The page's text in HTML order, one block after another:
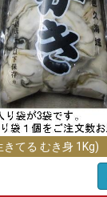
てる むき身 1Kg)